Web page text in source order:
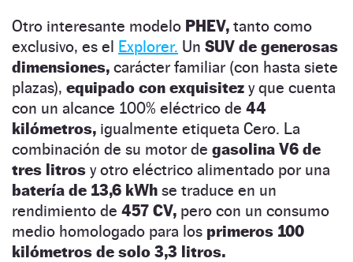
Otro interesante modelo PHEV, tanto como
exclusivo, es el Explorer. Un SUV de generosas
dimensiones, carácter familiar (con hasta siete
plazas), equipado con exquisitez y que cuenta
con un alcance 100% eléctrico de 44
kilómetros, igualmente etiqueta Cero. La
combinación de su motor de gasolina V6 de
tres litros y otro eléctrico alimentado por una
batería de 13,6 kWh se traduce en un
rendimiento de 457 CV, pero con un consumo
medio homologado para los primeros 100
kilómetros de solo 3,3 litros.